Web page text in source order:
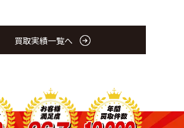
買取実績一覧へ